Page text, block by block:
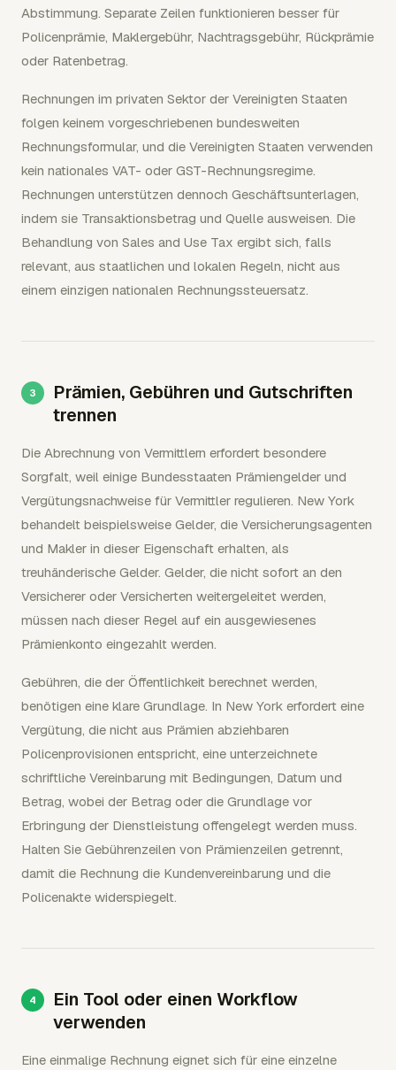
Abstimmung. Separate Zeilen funktionieren besser für
Policenprämie, Maklergebühr, Nachtragsgebühr, Rückprämie
oder Ratenbetrag.
Rechnungen im privaten Sektor der Vereinigten Staaten
folgen keinem vorgeschriebenen bundesweiten
Rechnungsformular, und die Vereinigten Staaten verwenden
kein nationales VAT- oder GST-Rechnungsregime.
Rechnungen unterstützen dennoch Geschäftsunterlagen,
indem sie Transaktionsbetrag und Quelle ausweisen. Die
Behandlung von Sales and Use Tax ergibt sich, falls
relevant, aus staatlichen und lokalen Regeln, nicht aus
einem einzigen nationalen Rechnungssteuersatz.
Prämien, Gebühren und Gutschriften
trennen
Die Abrechnung von Vermittlern erfordert besondere
Sorgfalt, weil einige Bundesstaaten Prämiengelder und
Vergütungsnachweise für Vermittler regulieren. New York
behandelt beispielsweise Gelder, die Versicherungsagenten
und Makler in dieser Eigenschaft erhalten, als
treuhänderische Gelder. Gelder, die nicht sofort an den
Versicherer oder Versicherten weitergeleitet werden,
müssen nach dieser Regel auf ein ausgewiesenes
Prämienkonto eingezahlt werden.
Gebühren, die der Öffentlichkeit berechnet werden,
benötigen eine klare Grundlage. In New York erfordert eine
Vergütung, die nicht aus Prämien abziehbaren
Policenprovisionen entspricht, eine unterzeichnete
schriftliche Vereinbarung mit Bedingungen, Datum und
Betrag, wobei der Betrag oder die Grundlage vor
Erbringung der Dienstleistung offengelegt werden muss.
Halten Sie Gebührenzeilen von Prämienzeilen getrennt,
damit die Rechnung die Kundenvereinbarung und die
Policenakte widerspiegelt.
Ein Tool oder einen Workflow
verwenden
Eine einmalige Rechnung eignet sich für eine einzelne